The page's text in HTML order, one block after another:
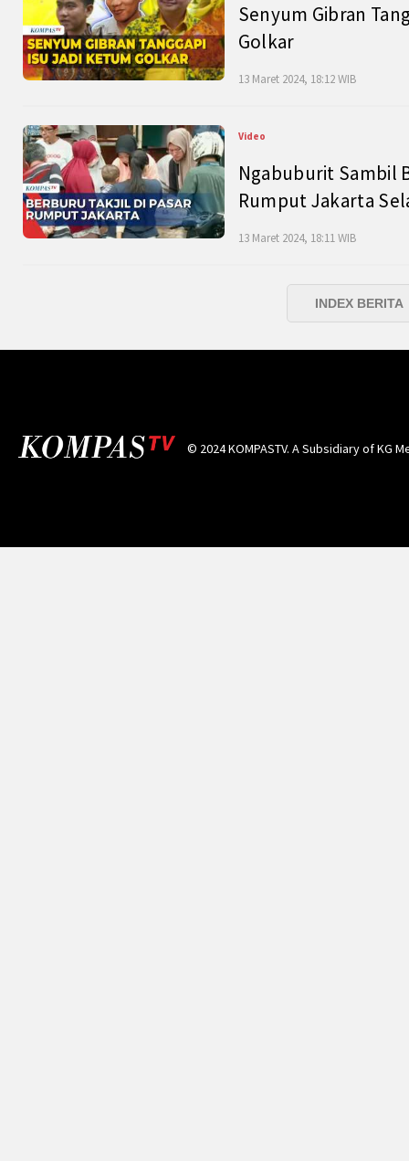
Senyum Gibran
Golkar
13 Maret 2024, 18:12 WIB
Video
Ngabuburit Sambil
Rumput Jakarta
13 Maret 2024, 18:11 WIB
INDEX BERITA
© 2024 KOMPASTV. A Subsidiary ofKG